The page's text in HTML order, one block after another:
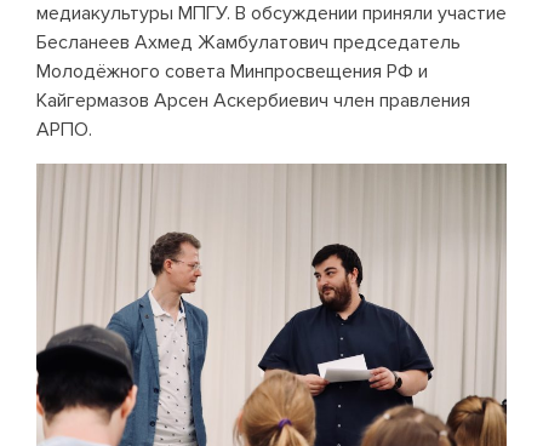
медиакультуры МПГУ. В обсуждении приняли участие
Бесланеев Ахмед Жамбулатович председатель
Молодёжного совета Минпросвещения РФ и
Кайгермазов Арсен Аскербиевич член правления
АРПО.